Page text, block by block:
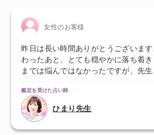
女性のお客様
昨日は長い時間ありがとうございま
わったあと、とても穏やかに落ち着
までは悩んではなかったですが、先
鑑定を受けた占い師
ひまり先生